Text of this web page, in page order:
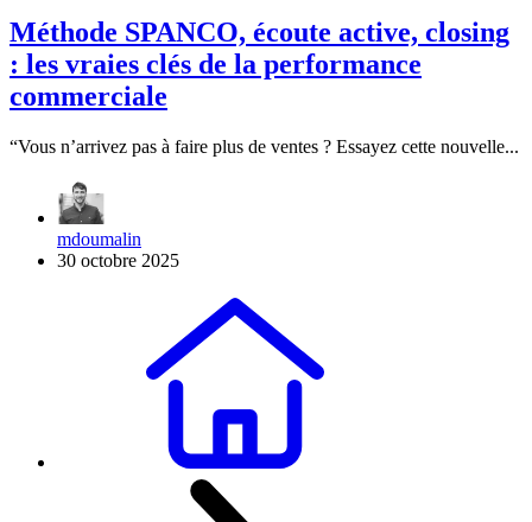
Méthode SPANCO, écoute active, closing
: les vraies clés de la performance
commerciale
“Vous n’arrivez pas à faire plus de ventes ? Essayez cette nouvelle...
mdoumalin
30 octobre 2025